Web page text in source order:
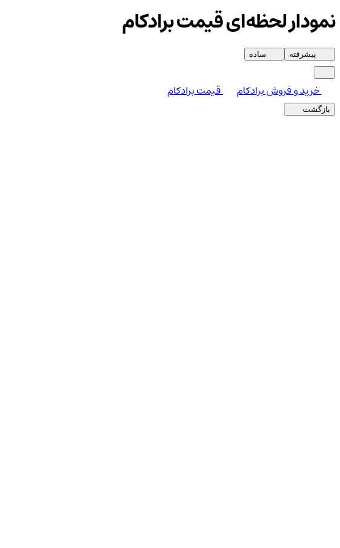
نمودار لحظه‌ای قیمت برادکام
پیشرفته ساده
خرید و فروش برادکام قیمت برادکام
بازگشت